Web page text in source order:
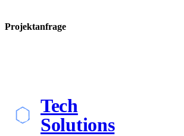
Projektanfrage
Tech
Solutions